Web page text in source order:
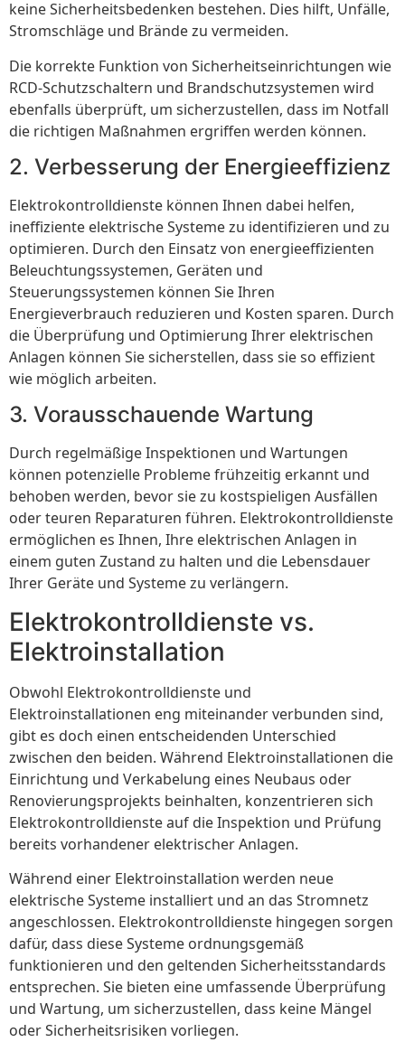
keine Sicherheitsbedenken bestehen. Dies hilft, Unfälle,
Stromschläge und Brände zu vermeiden.
Die korrekte Funktion von Sicherheitseinrichtungen wie
RCD-Schutzschaltern und Brandschutzsystemen wird
ebenfalls überprüft, um sicherzustellen, dass im Notfall
die richtigen Maßnahmen ergriffen werden können.
2. Verbesserung der Energieeffizienz
Elektrokontrolldienste können Ihnen dabei helfen,
ineffiziente elektrische Systeme zu identifizieren und zu
optimieren. Durch den Einsatz von energieeffizienten
Beleuchtungssystemen, Geräten und
Steuerungssystemen können Sie Ihren
Energieverbrauch reduzieren und Kosten sparen. Durch
die Überprüfung und Optimierung Ihrer elektrischen
Anlagen können Sie sicherstellen, dass sie so effizient
wie möglich arbeiten.
3. Vorausschauende Wartung
Durch regelmäßige Inspektionen und Wartungen
können potenzielle Probleme frühzeitig erkannt und
behoben werden, bevor sie zu kostspieligen Ausfällen
oder teuren Reparaturen führen. Elektrokontrolldienste
ermöglichen es Ihnen, Ihre elektrischen Anlagen in
einem guten Zustand zu halten und die Lebensdauer
Ihrer Geräte und Systeme zu verlängern.
Elektrokontrolldienste vs.
Elektroinstallation
Obwohl Elektrokontrolldienste und
Elektroinstallationen eng miteinander verbunden sind,
gibt es doch einen entscheidenden Unterschied
zwischen den beiden. Während Elektroinstallationen die
Einrichtung und Verkabelung eines Neubaus oder
Renovierungsprojekts beinhalten, konzentrieren sich
Elektrokontrolldienste auf die Inspektion und Prüfung
bereits vorhandener elektrischer Anlagen.
Während einer Elektroinstallation werden neue
elektrische Systeme installiert und an das Stromnetz
angeschlossen. Elektrokontrolldienste hingegen sorgen
dafür, dass diese Systeme ordnungsgemäß
funktionieren und den geltenden Sicherheitsstandards
entsprechen. Sie bieten eine umfassende Überprüfung
und Wartung, um sicherzustellen, dass keine Mängel
oder Sicherheitsrisiken vorliegen.